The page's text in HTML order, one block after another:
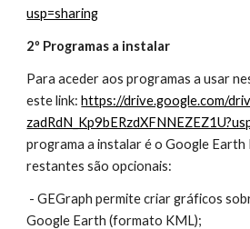
usp=sharing
2º Programas a instalar
Para aceder aos programas a usar
este link: https://drive.google.com/
programa a instalar é o Google
restantes são opcionais:
Google Earth (formato KML);